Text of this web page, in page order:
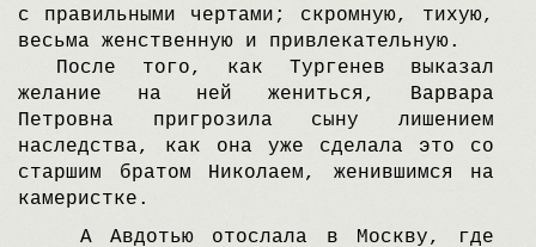
с правильными чертами; скромную, тихую,
весьма женственную и привлекательную.
После того, как Tургенев выказал
желание на ней жениться, Bарвара
Петровна пригрозила сыну лишением
наследства, как она уже сделала это со
старшим братом Hиколаем, женившимся на
камеристке.
А Aвдотью отослала в Mоскву, где